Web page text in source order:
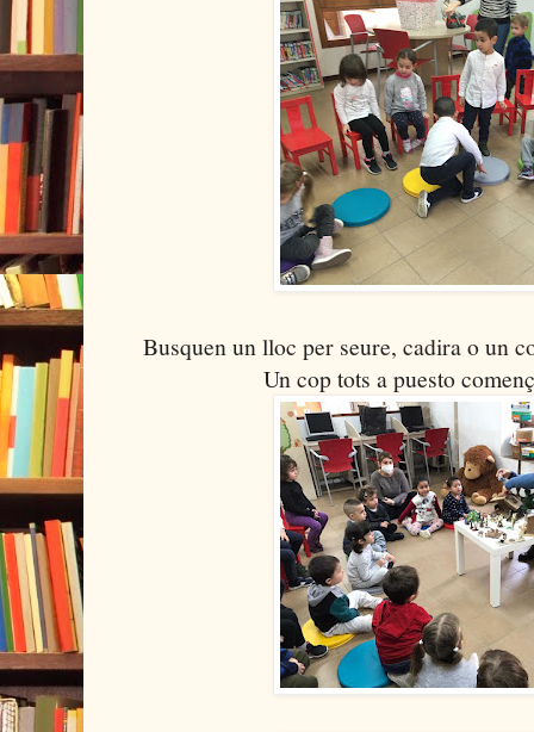
Busquen un lloc per seure, cadira o un
Un cop tots a puesto